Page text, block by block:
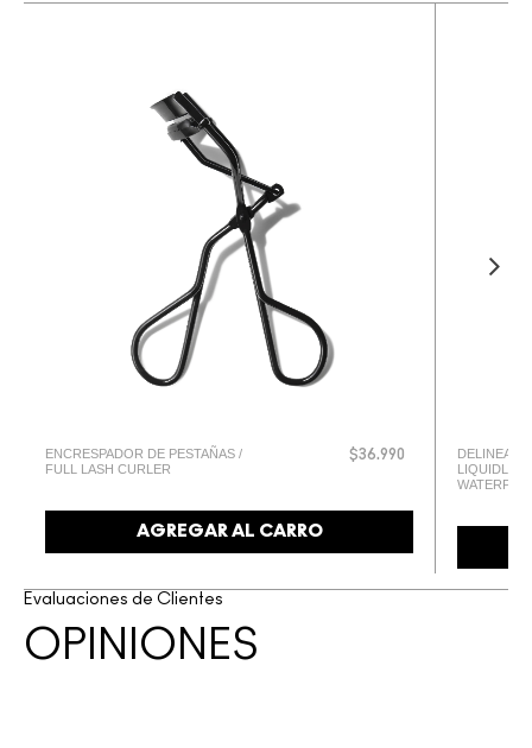
ENCRESPADOR DE PESTAÑAS /
FULL LASH CURLER
$36.990
AGREGAR AL CARRO
Evaluaciones de Clientes
OPINIONES